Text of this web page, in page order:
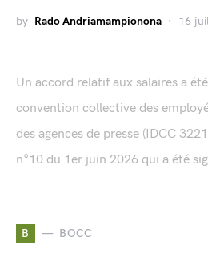
by Rado Andriamampionona 16
Un accord relatif aux salaires a
convention collective des
des agences de presse (IDCC
n°10 du 1er juin 2026 qui a été
B BOCC